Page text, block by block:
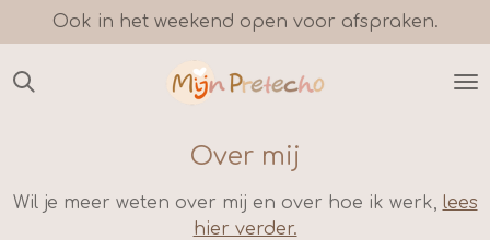
direct
naar
Ook in het weekend open voor afspraken.
Over mij
Wil je meer weten over mij en over hoe ik werk, lees
hier verder.